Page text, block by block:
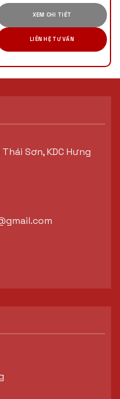
₫.
tại
là:
3.990.000 ₫.
XEM CHI TIẾT
LIÊN HỆ TƯ VẤN
Sơn, KDC Hưng